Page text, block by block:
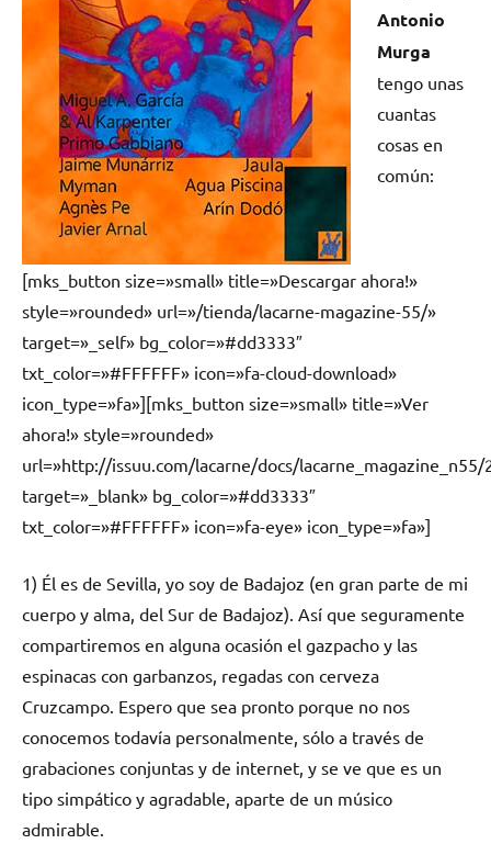
Antonio
Murga
tengo unas
cuantas
cosas en
común:
[mks_button size=»small» title=»Descargar ahora!»
style=»rounded» url=»/tienda/lacarne-magazine-55/»
target=»_self» bg_color=»#dd3333″
txt_color=»#FFFFFF» icon=»fa-cloud-download»
icon_type=»fa»][mks_button size=»small» title=»Ver
ahora!» style=»rounded»
url=»http://issuu.com/lacarne/docs/lacarne_magazine_n55/
target=»_blank» bg_color=»#dd3333″
txt_color=»#FFFFFF» icon=»fa-eye» icon_type=»fa»]
1) Él es de Sevilla, yo soy de Badajoz (en gran parte de mi
cuerpo y alma, del Sur de Badajoz). Así que seguramente
compartiremos en alguna ocasión el gazpacho y las
espinacas con garbanzos, regadas con cerveza
Cruzcampo. Espero que sea pronto porque no nos
conocemos todavía personalmente, sólo a través de
grabaciones conjuntas y de internet, y se ve que es un
tipo simpático y agradable, aparte de un músico
admirable.